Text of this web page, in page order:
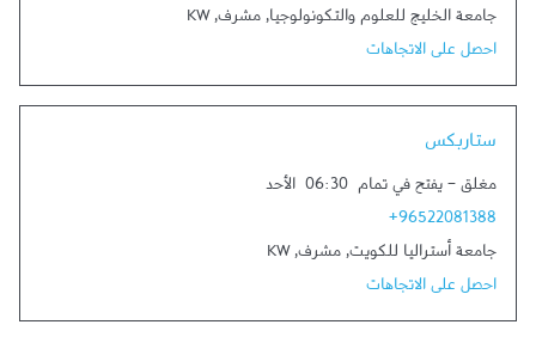
جامعة الخليج للعلوم والتكونولوجيا, مشرف,
KW
احصل على الاتجاهات
ستاربكس
مغلق - يفتح في تمام 06:30 الأحد
+96522081388
جامعة أستراليا للكويت, مشرف,
KW
احصل على الاتجاهات